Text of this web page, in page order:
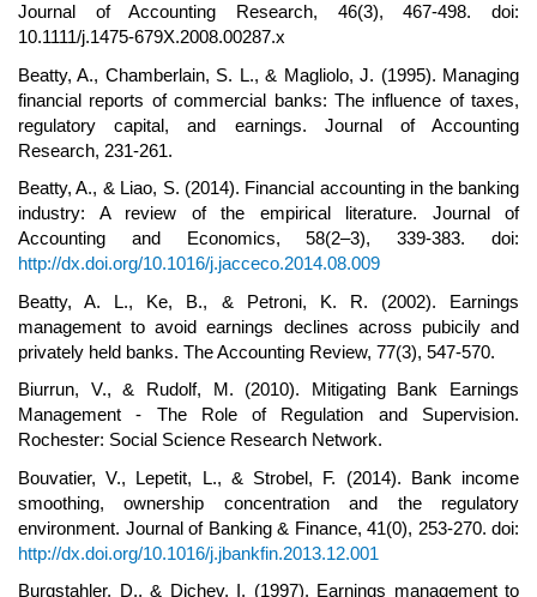
Journal of Accounting Research, 46(3), 467-498. doi:
10.1111/j.1475-679X.2008.00287.x
Beatty, A., Chamberlain, S. L., & Magliolo, J. (1995). Managing
financial reports of commercial banks: The influence of taxes,
regulatory capital, and earnings. Journal of Accounting
Research, 231-261.
Beatty, A., & Liao, S. (2014). Financial accounting in the banking
industry: A review of the empirical literature. Journal of
Accounting and Economics, 58(2–3), 339-383. doi:
http://dx.doi.org/10.1016/j.jacceco.2014.08.009
Beatty, A. L., Ke, B., & Petroni, K. R. (2002). Earnings
management to avoid earnings declines across pubicily and
privately held banks. The Accounting Review, 77(3), 547-570.
Biurrun, V., & Rudolf, M. (2010). Mitigating Bank Earnings
Management - The Role of Regulation and Supervision.
Rochester: Social Science Research Network.
Bouvatier, V., Lepetit, L., & Strobel, F. (2014). Bank income
smoothing, ownership concentration and the regulatory
environment. Journal of Banking & Finance, 41(0), 253-270. doi:
http://dx.doi.org/10.1016/j.jbankfin.2013.12.001
Burgstahler, D., & Dichev, I. (1997). Earnings management to